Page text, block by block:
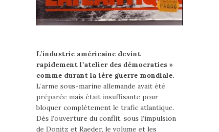
L’industrie américaine devint
rapidement l’atelier des démocraties »
comme durant la 1ère guerre mondiale.
L’arme sous-marine allemande avait été
préparée mais était insuffisante pour
bloquer complètement le trafic atlantique.
Dès l’ouverture du conflit, sous l’impulsion
de Donitz et Raeder, le volume et les